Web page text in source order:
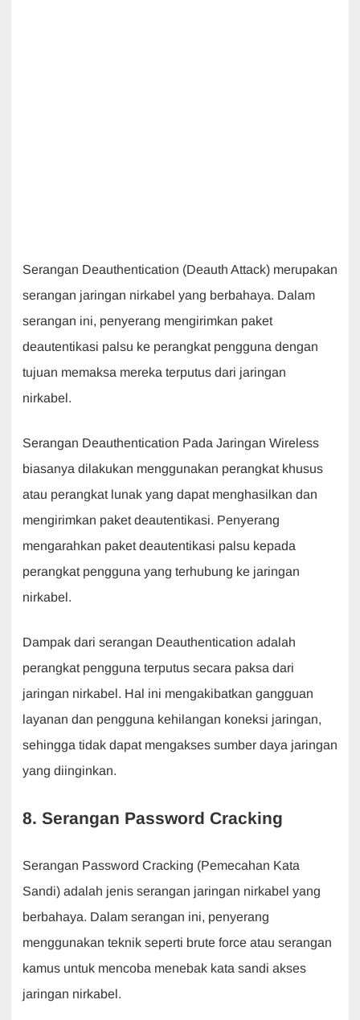
Serangan Deauthentication (Deauth Attack) merupakan
serangan jaringan nirkabel yang berbahaya. Dalam
serangan ini, penyerang mengirimkan paket
deautentikasi palsu ke perangkat pengguna dengan
tujuan memaksa mereka terputus dari jaringan
nirkabel.
Serangan Deauthentication Pada Jaringan Wireless
biasanya dilakukan menggunakan perangkat khusus
atau perangkat lunak yang dapat menghasilkan dan
mengirimkan paket deautentikasi. Penyerang
mengarahkan paket deautentikasi palsu kepada
perangkat pengguna yang terhubung ke jaringan
nirkabel.
Dampak dari serangan Deauthentication adalah
perangkat pengguna terputus secara paksa dari
jaringan nirkabel. Hal ini mengakibatkan gangguan
layanan dan pengguna kehilangan koneksi jaringan,
sehingga tidak dapat mengakses sumber daya jaringan
yang diinginkan.
8. Serangan Password Cracking
Serangan Password Cracking (Pemecahan Kata
Sandi) adalah jenis serangan jaringan nirkabel yang
berbahaya. Dalam serangan ini, penyerang
menggunakan teknik seperti brute force atau serangan
kamus untuk mencoba menebak kata sandi akses
jaringan nirkabel.